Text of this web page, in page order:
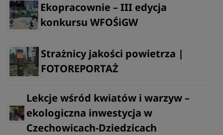
Ekopracownie – III edycja
konkursu WFOŚiGW
Strażnicy jakości powietrza |
FOTOREPORTAŻ
Lekcje wśród kwiatów i warzyw –
ekologiczna inwestycja w
Czechowicach-Dziedzicach